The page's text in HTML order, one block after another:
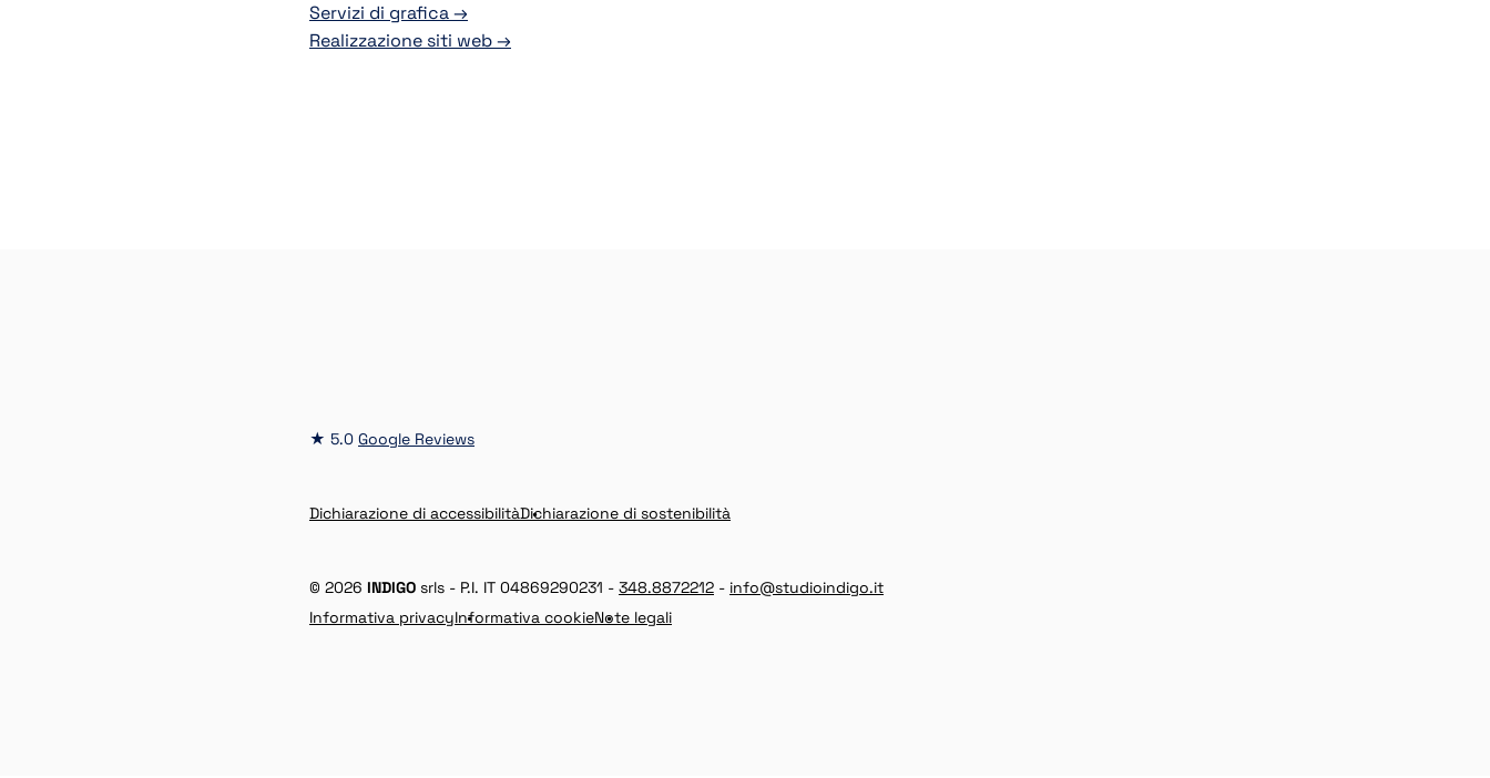
Servizi di grafica →
Realizzazione siti web →
★ 5.0 Google Reviews
Dichiarazione di accessibilitàDichiarazione di sostenibilità
© 2026 INDIGO srls - P.I. IT 04869290231 - 348.8872212 - info@studioindigo.it
Informativa privacyInformativa cookieNote legali